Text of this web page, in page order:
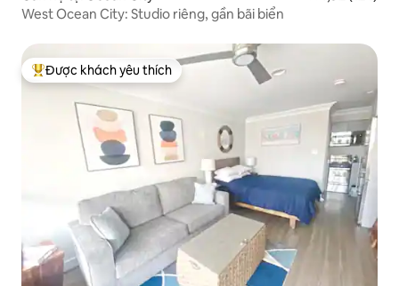
West Ocean City: Studio riêng, gần bãi biển
Được khách yêu thích nhất
Được khách yêu thích